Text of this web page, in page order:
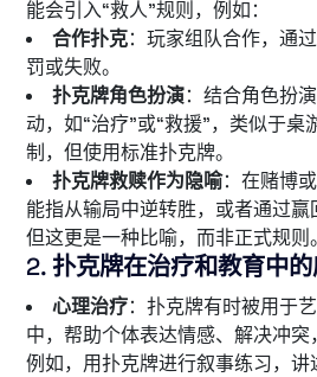
能会引入“救人”规则，例如：
合作扑克：玩家组队合作，通
罚或失败。
扑克牌角色扮演：结合角色扮
动，如“治疗”或“救援”，类似于桌
制，但使用标准扑克牌。
扑克牌救赎作为隐喻：在赌博
能指从输局中逆转胜，或者通过赢
但这更是一种比喻，而非正式规则。
2.扑克牌在治疗和教育中
心理治疗：扑克牌有时被用于
中，帮助个体表达情感、解决冲突
例如，用扑克牌进行叙事练习，讲